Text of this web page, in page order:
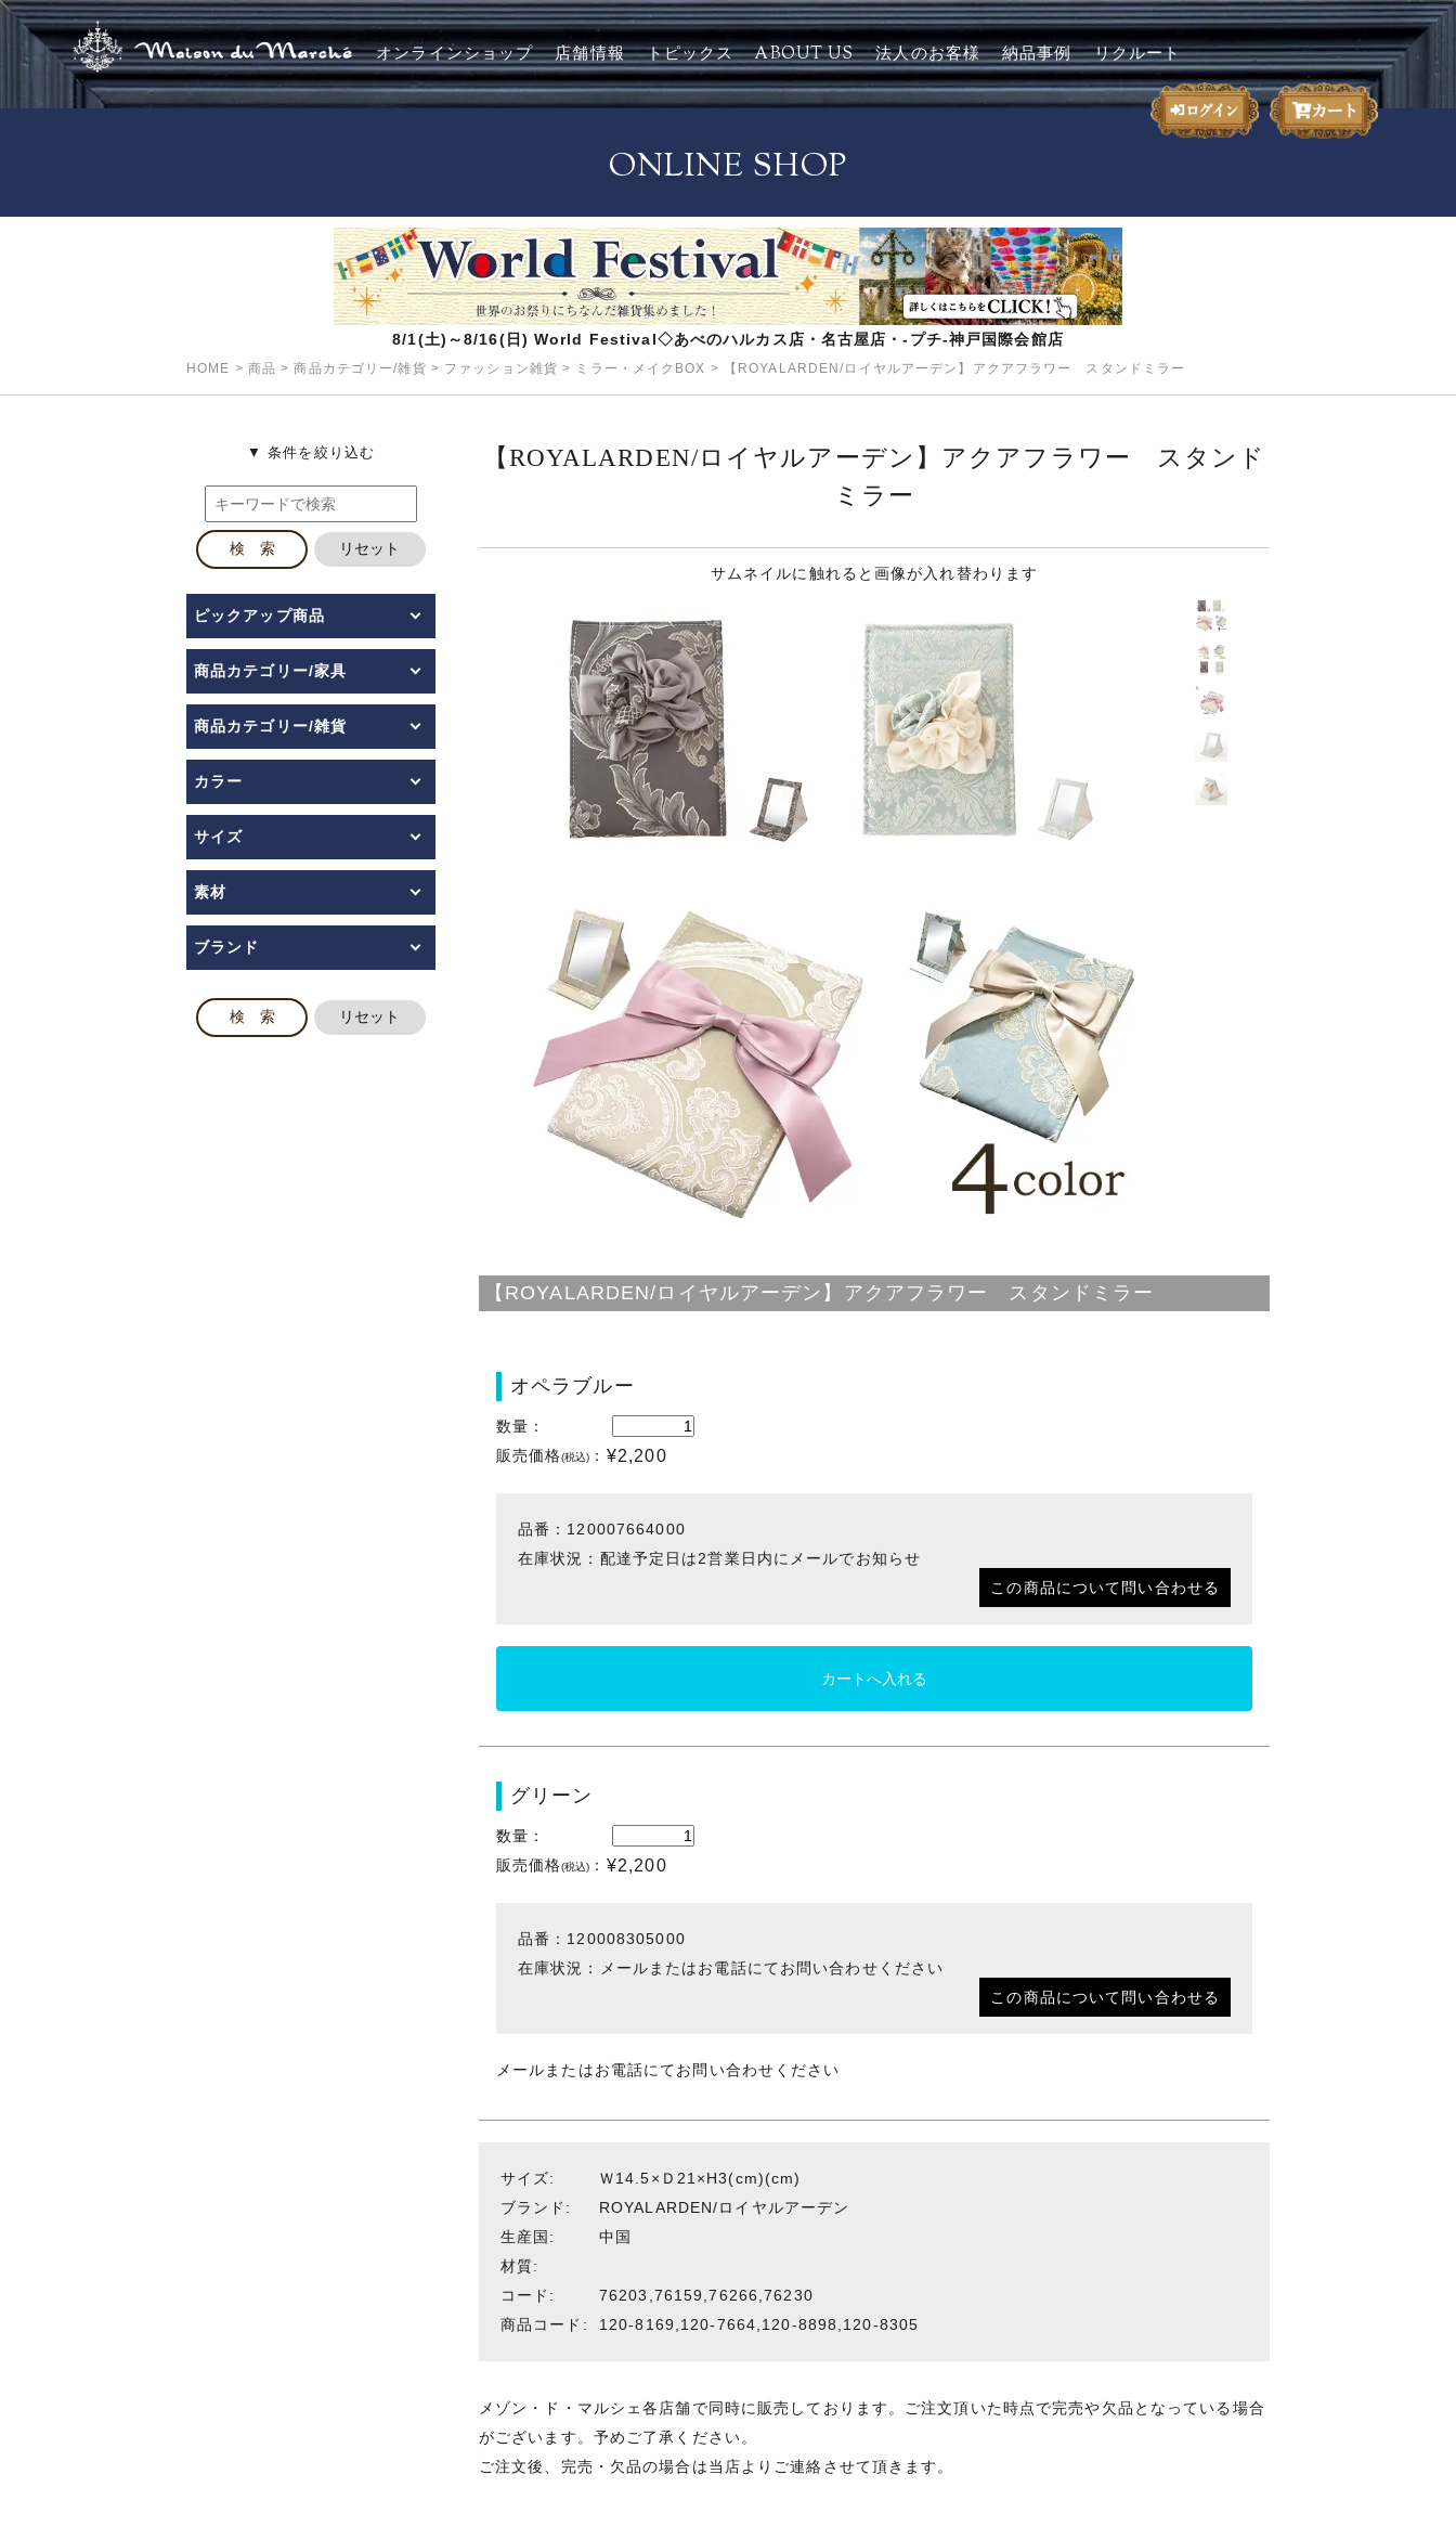
オンラインショップ 店舗情報 トピックス ABOUT US 法人のお客様 納品事例 リクルート
ONLINE SHOP
8/1(土)～8/16(日) World Festival◇あべのハルカス店・名古屋店・-プチ-神戸国際会館店
HOME > 商品 >商品カテゴリー/雑貨 > ファッション雑貨 > ミラー・メイクBOX > 【ROYALARDEN/ロイヤルアーデン】アクアフラワー スタンドミラー
ピックアップ商品
商品カテゴリー/家具
商品カテゴリー/雑貨
カラー
サイズ
素材
ブランド
【ROYALARDEN/ロイヤルアーデン】アクアフラワー スタンド
ミラー
サムネイルに触れると画像が入れ替わります
【ROYALARDEN/ロイヤルアーデン】アクアフラワー スタンドミラー
オペラブルー
数量：
販売価格(税込) ： ¥2,200
品番：120007664000
在庫状況：配達予定日は2営業日内にメールでお知らせ
この商品について問い合わせる
グリーン
数量：
販売価格(税込) ： ¥2,200
品番：120008305000
在庫状況：メールまたはお電話にてお問い合わせください
この商品について問い合わせる
メールまたはお電話にてお問い合わせください
サイズ:
Ｗ14.5×Ｄ21×H3(cm)(cm)
ブランド:
ROYALARDEN/ロイヤルアーデン
生産国:
中国
材質:
コード:
76203,76159,76266,76230
商品コード:
120-8169,120-7664,120-8898,120-8305
メゾン・ド・マルシェ各店舗で同時に販売しております。ご注文頂いた時点で完売や欠品となっている場合
がございます。予めご了承ください。
ご注文後、完売・欠品の場合は当店よりご連絡させて頂きます。